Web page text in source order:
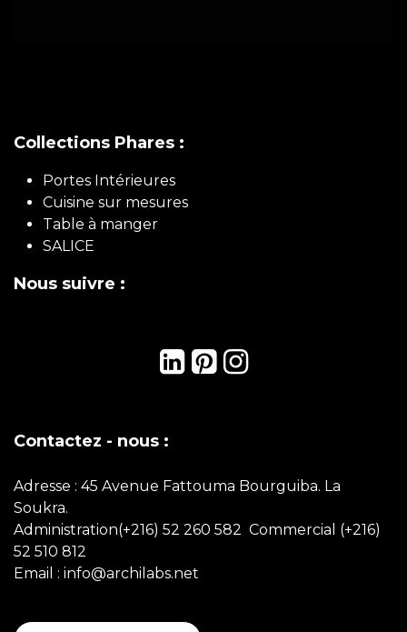
Collections Phares :
Portes Intérieures
Cuisine sur mesures
Table à manger
SALICE
Nous suivre :
Contactez - nous :
Adresse : 45 Avenue Fattouma Bourguiba. La
Soukra.
Administration(+216) 52 260 582 Commercial (+216)
52 510 812
Email : info@archilabs.net